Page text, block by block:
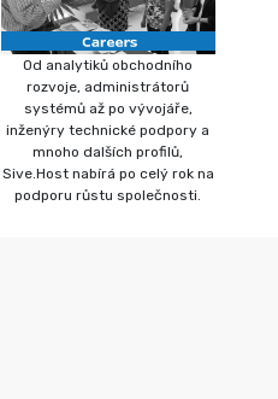
Od analytiků obchodního
rozvoje, administrátorů
systémů až po vývojáře,
inženýry technické podpory a
mnoho dalších profilů,
Sive.Host nabírá po celý rok na
podporu růstu společnosti.